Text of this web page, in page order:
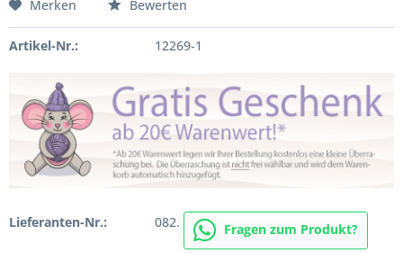
Merken Bewerten
Artikel-Nr.: 12269-1
Lieferanten-Nr.: 082. Fragen zum Produkt?